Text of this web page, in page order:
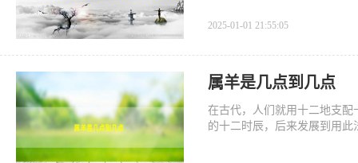
2025-01-01 21:55:05
属羊是几点到几点
在古代，人们就用十二地支
的十二时辰，后来发展到用